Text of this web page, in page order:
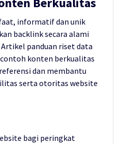
informatif dan unik
backlink secara alami
panduan riset data
konten berkualitas
dan membantu
serta otoritas website
bagi peringkat